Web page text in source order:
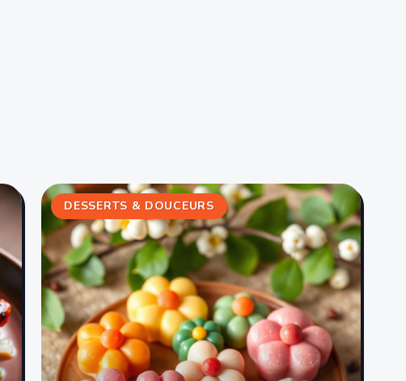
DESSERTS & DOUCEURS